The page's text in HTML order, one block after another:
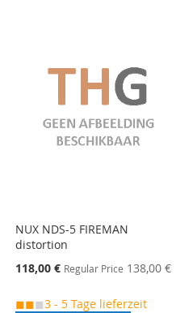
NUX NDS-5 FIREMAN
distortion
Special
118,00 € Regular Price 138,00 €
◼◼◼3 - 5 Tage lieferzeit